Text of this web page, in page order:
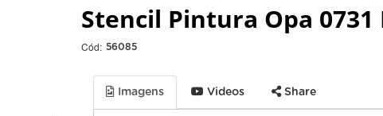
Stencil Pintura Opa 0731
Cód: 56085
Imagens Videos
Share